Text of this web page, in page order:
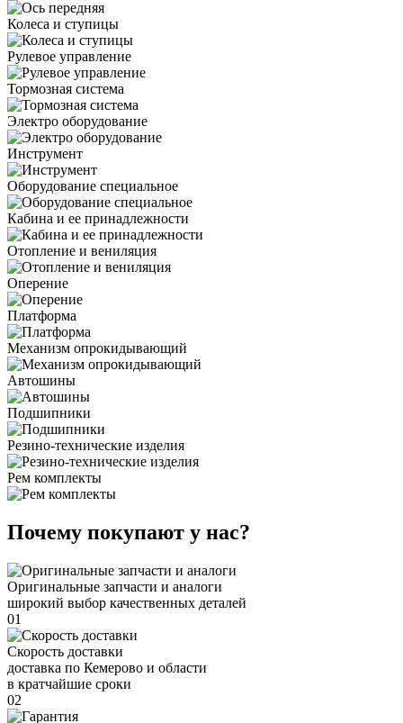
Колеса и ступицы
Рулевое управление
Тормозная система
Электро оборудование
Инструмент
Оборудование специальное
Кабина и ее принадлежности
Отопление и вениляция
Оперение
Платформа
Механизм опрокидывающий
Автошины
Подшипники
Резино-технические изделия
Рем комплекты
Почему покупают у нас?
Оригинальные запчасти и аналоги
широкий выбор качественных деталей
01
Скорость доставки
доставка по Кемерово и области
в кратчайшие сроки
02